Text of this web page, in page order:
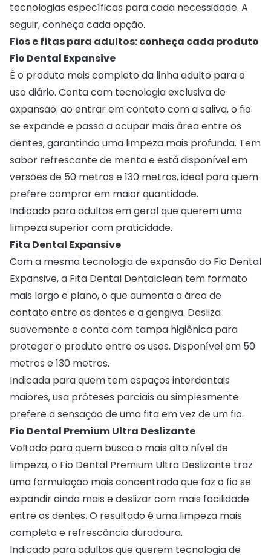
tecnologias específicas para cada necessidade. A
seguir, conheça cada opção.
Fios e fitas para adultos: conheça cada produto
Fio Dental Expansive
É o produto mais completo da linha adulto para o
uso diário. Conta com tecnologia exclusiva de
expansão: ao entrar em contato com a saliva, o fio
se expande e passa a ocupar mais área entre os
dentes, garantindo uma limpeza mais profunda. Tem
sabor refrescante de menta e está disponível em
versões de 50 metros e 130 metros, ideal para quem
prefere comprar em maior quantidade.
Indicado para adultos em geral que querem uma
limpeza superior com praticidade.
Fita Dental Expansive
Com a mesma tecnologia de expansão do Fio Dental
Expansive, a Fita Dental Dentalclean tem formato
mais largo e plano, o que aumenta a área de
contato entre os dentes e a gengiva. Desliza
suavemente e conta com tampa higiênica para
proteger o produto entre os usos. Disponível em 50
metros e 130 metros.
Indicada para quem tem espaços interdentais
maiores, usa próteses parciais ou simplesmente
prefere a sensação de uma fita em vez de um fio.
Fio Dental Premium Ultra Deslizante
Voltado para quem busca o mais alto nível de
limpeza, o Fio Dental Premium Ultra Deslizante traz
uma formulação mais concentrada que faz o fio se
expandir ainda mais e deslizar com mais facilidade
entre os dentes. O resultado é uma limpeza mais
completa e refrescância duradoura.
Indicado para adultos que querem tecnologia de